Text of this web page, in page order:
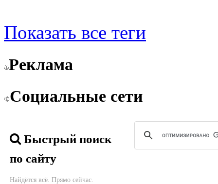
Показать все теги
Реклама
Социальные сети
Быстрый поиск
по сайту
Найдётся всё. Прямо сейчас.